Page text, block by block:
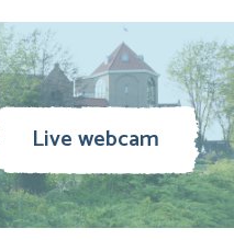
Live webcam